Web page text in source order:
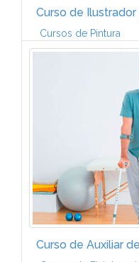
Curso de
Cursos de Pintura
Gracias al temario
de cÃ³mics de CCC
y tÃ©cnica lo mÃ¡s
mundo del cÃ³mic.
Curso de Auxiliar